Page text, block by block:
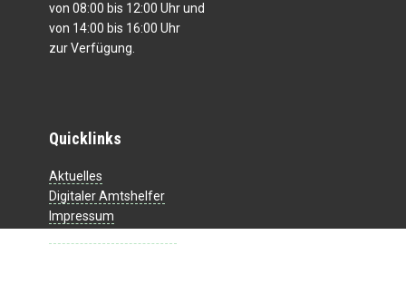
von 08:00 bis 12:00 Uhr und
von 14:00 bis 16:00 Uhr
zur Verfügung.
Quicklinks
Aktuelles
Digitaler Amtshelfer
Impressum